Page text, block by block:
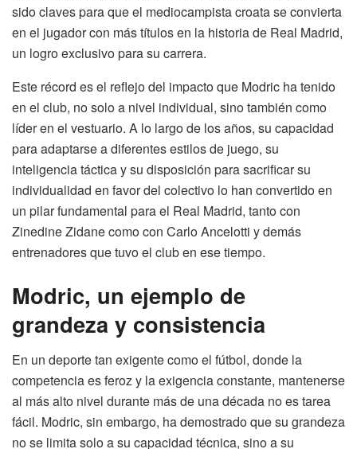
sido claves para que el mediocampista croata se convierta
en el jugador con más títulos en la historia de Real Madrid,
un logro exclusivo para su carrera.
Este récord es el reflejo del impacto que Modric ha tenido
en el club, no solo a nivel individual, sino también como
líder en el vestuario. A lo largo de los años, su capacidad
para adaptarse a diferentes estilos de juego, su
inteligencia táctica y su disposición para sacrificar su
individualidad en favor del colectivo lo han convertido en
un pilar fundamental para el Real Madrid, tanto con
Zinedine Zidane como con Carlo Ancelotti y demás
entrenadores que tuvo el club en ese tiempo.
Modric, un ejemplo de
grandeza y consistencia
En un deporte tan exigente como el fútbol, donde la
competencia es feroz y la exigencia constante, mantenerse
al más alto nivel durante más de una década no es tarea
fácil. Modric, sin embargo, ha demostrado que su grandeza
no se limita solo a su capacidad técnica, sino a su